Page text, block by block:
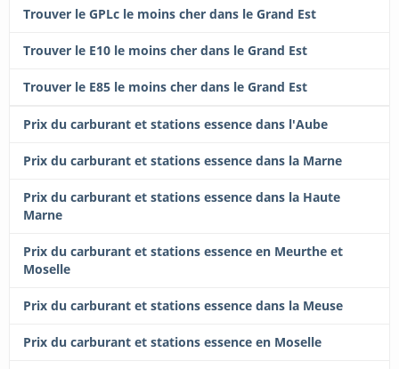
Trouver le GPLc le moins cher dans le Grand Est
Trouver le E10 le moins cher dans le Grand Est
Trouver le E85 le moins cher dans le Grand Est
Prix du carburant et stations essence dans l'Aube
Prix du carburant et stations essence dans la Marne
Prix du carburant et stations essence dans la Haute
Marne
Prix du carburant et stations essence en Meurthe et
Moselle
Prix du carburant et stations essence dans la Meuse
Prix du carburant et stations essence en Moselle